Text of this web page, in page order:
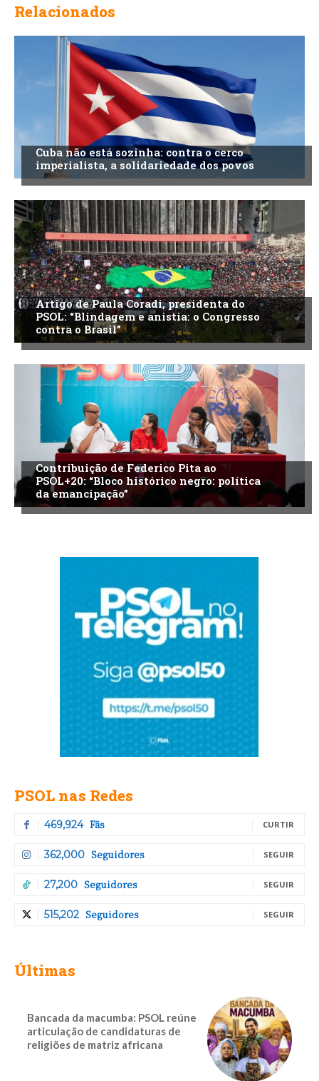
Relacionados
Cuba não está sozinha: contra o cerco
imperialista, a solidariedade dos povos
Artigo de Paula Coradi, presidenta do
PSOL: “Blindagem e anistia: o Congresso
contra o Brasil”
Contribuição de Federico Pita ao
PSOL+20: “Bloco histórico negro: política
da emancipação”
PSOL nas Redes
469,924 Fãs CURTIR
362,000 Seguidores SEGUIR
27,200 Seguidores SEGUIR
515,202 Seguidores SEGUIR
Últimas
Bancada da macumba: PSOL reúne
articulação de candidaturas de
religiões de matriz africana